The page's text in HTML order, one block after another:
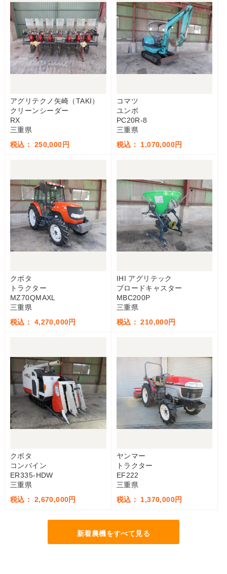
アグリテクノ矢崎（TAKI）
クリーンシーダー
RX
三重県
税込： 250,000円
コマツ
ユンボ
PC20R-8
三重県
税込： 1,070,000円
クボタ
トラクター
MZ70QMAXL
三重県
税込： 4,270,000円
IHI アグリテック
ブロードキャスター
MBC200P
三重県
税込： 210,000円
クボタ
コンバイン
ER335-HDW
三重県
税込： 2,670,000円
ヤンマー
トラクター
EF222
三重県
税込： 1,370,000円
新着農機をすべて見る